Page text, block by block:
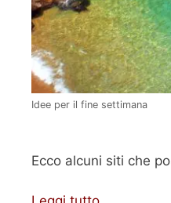
Idee per il fine settimana
Ecco alcuni siti che